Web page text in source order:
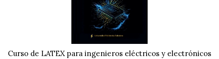
Curso de LATEX para ingenieros eléctricos y electrónicos